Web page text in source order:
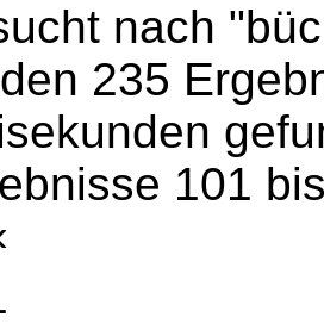
nach
235
101